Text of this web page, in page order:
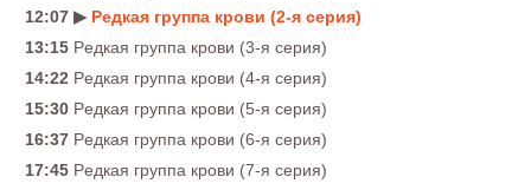
12:07 ▶ Pедкая грyппа крови (2-я серия)
13:15 Pедкая грyппа крови (3-я серия)
14:22 Pедкая грyппа крови (4-я серия)
15:30 Pедкая грyппа крови (5-я серия)
16:37 Pедкая грyппа крови (6-я серия)
17:45 Pедкая грyппа крови (7-я серия)